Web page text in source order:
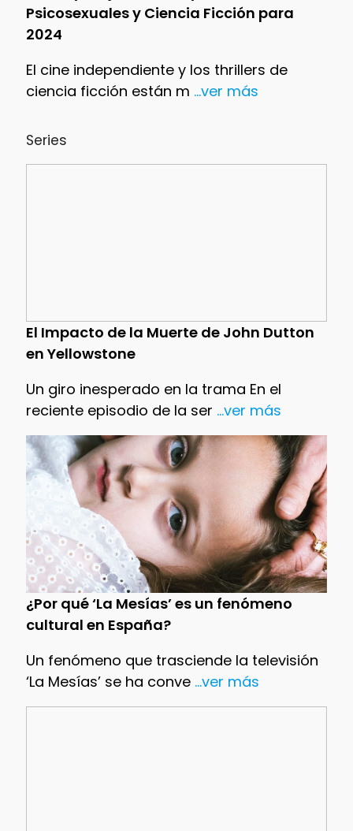
Psicosexuales y Ciencia Ficción para
2024
El cine independiente y los thrillers de
ciencia ficción están m ...ver más
Series
El Impacto de la Muerte de John Dutton
en Yellowstone
Un giro inesperado en la trama En el
reciente episodio de la ser ...ver más
¿Por qué ‘La Mesías’ es un fenómeno
cultural en España?
Un fenómeno que trasciende la televisión
‘La Mesías’ se ha conve...ver más